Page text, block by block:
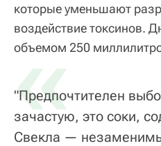
которые уменьшают
воздействие токсинов.
объемом 250
«
"Предпочтителен
зачастую, это соки,
Свекла —